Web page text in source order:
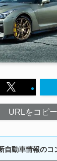
URLをコピ
自動車情報のコ